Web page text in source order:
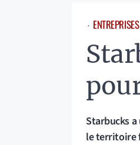
⋅ ENTREPRISES
Starbucks a
le territoire